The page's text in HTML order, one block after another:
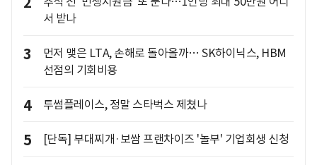
서 받나
3
먼저 맺은 LTA, 손해로 돌아올까… SK하이닉스, HBM
선점의 기회비용
4 투썸플레이스, 정말 스타벅스 제쳤나
5 [단독] 부대찌개·보쌈 프랜차이즈 '놀부' 기업회생 신청